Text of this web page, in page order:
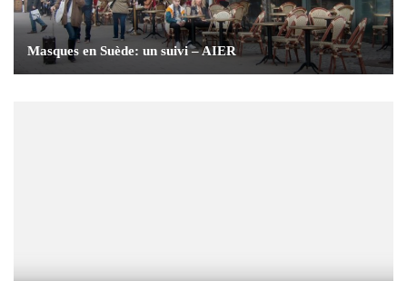
Masques en Suède: un suivi – AIER